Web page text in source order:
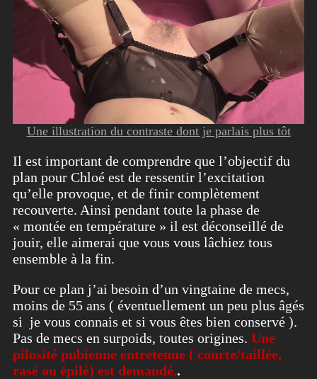
Une illustration du contraste dont je parlais plus tôt
Il est important de comprendre que l’objectif du
plan pour Chloé est de ressentir l’excitation
qu’elle provoque, et de finir complètement
recouverte. Ainsi pendant toute la phase de
« montée en température » il est déconseillé de
jouir, elle aimerai que vous vous lâchiez tous
ensemble à la fin.
Pour ce plan j’ai besoin d’un vingtaine de mecs,
moins de 55 ans ( éventuellement un peu plus âgés
si je vous connais et si vous êtes bien conservé ).
Pas de mecs en surpoids, toutes origines. Une
pilosité pubienne entretenue ( courte/taillée,
rasé ou épilé) est demandé..